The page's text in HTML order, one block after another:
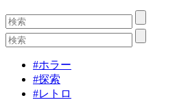
#ホラー
#探索
#レトロ